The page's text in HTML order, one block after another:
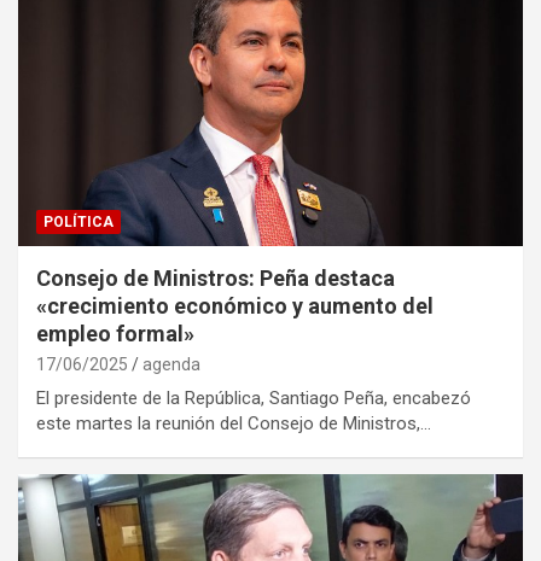
POLÍTICA
Consejo de Ministros: Peña destaca
«crecimiento económico y aumento del
empleo formal»
17/06/2025 agenda
El presidente de la República, Santiago Peña, encabezó
este martes la reunión del Consejo de Ministros,…